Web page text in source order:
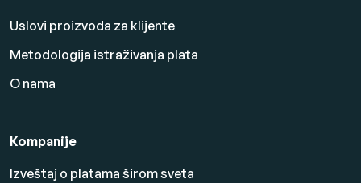
Uslovi proizvoda za klijente
Metodologija istraživanja plata
O nama
Kompanije
Izveštaj o platama širom sveta